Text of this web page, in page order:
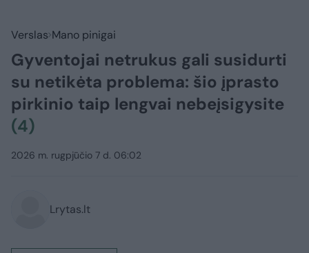
Verslas Mano pinigai
Gyventojai netrukus gali susidurti
su netikėta problema: šio įprasto
pirkinio taip lengvai nebeįsigysite
(4)
2026 m. rugpjūčio 7 d. 06:02
Lrytas.lt